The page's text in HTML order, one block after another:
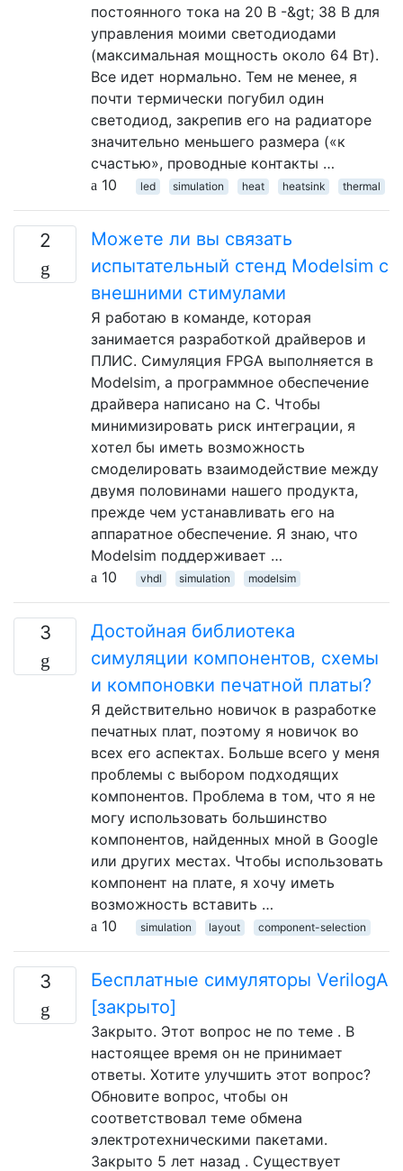
постоянного тока на 20 В -&gt; 38 В для
управления моими светодиодами
(максимальная мощность около 64 Вт).
Все идет нормально. Тем не менее, я
почти термически погубил один
светодиод, закрепив его на радиаторе
значительно меньшего размера («к
счастью», проводные контакты …
10
led simulation heat heatsink thermal
2
Можете ли вы связать
испытательный стенд Modelsim с
внешними стимулами
Я работаю в команде, которая
занимается разработкой драйверов и
ПЛИС. Симуляция FPGA выполняется в
Modelsim, а программное обеспечение
драйвера написано на C. Чтобы
минимизировать риск интеграции, я
хотел бы иметь возможность
смоделировать взаимодействие между
двумя половинами нашего продукта,
прежде чем устанавливать его на
аппаратное обеспечение. Я знаю, что
Modelsim поддерживает …
10
vhdl simulation modelsim
3
Достойная библиотека
симуляции компонентов, схемы
и компоновки печатной платы?
Я действительно новичок в разработке
печатных плат, поэтому я новичок во
всех его аспектах. Больше всего у меня
проблемы с выбором подходящих
компонентов. Проблема в том, что я не
могу использовать большинство
компонентов, найденных мной в Google
или других местах. Чтобы использовать
компонент на плате, я хочу иметь
возможность вставить …
10
simulation layout component-selection
3
Бесплатные симуляторы VerilogA
[закрыто]
Закрыто. Этот вопрос не по теме . В
настоящее время он не принимает
ответы. Хотите улучшить этот вопрос?
Обновите вопрос, чтобы он
соответствовал теме обмена
электротехническими пакетами.
Закрыто 5 лет назад . Существует